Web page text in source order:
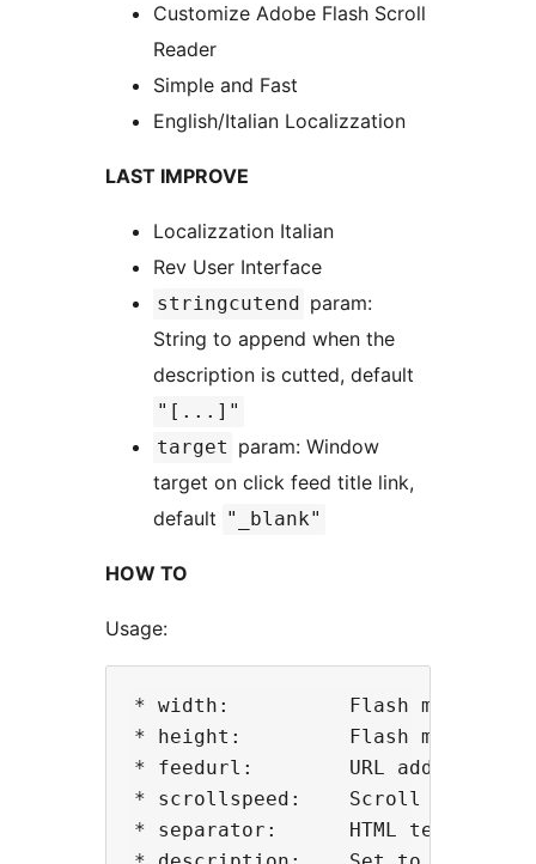
Customize Adobe Flash Scroll
Reader
Simple and Fast
English/Italian Localizzation
LAST IMPROVE
Localizzation Italian
Rev User Interface
stringcutend
param:
String to append when the
description is cutted, default
"[...]"
target param: Window
target on click feed title link,
default "_blank"
HOW TO
Usage:
* width:          Flash movie
* height:         Flash movie
* feedurl:        URL address of
* scrollspeed:    Scroll speed in
* separator:      HTML text